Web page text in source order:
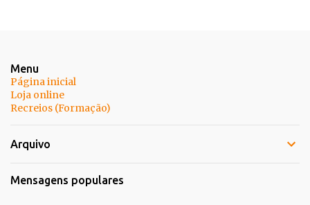
Menu
Página inicial
Loja online
Recreios (Formação)
Arquivo
Mensagens populares